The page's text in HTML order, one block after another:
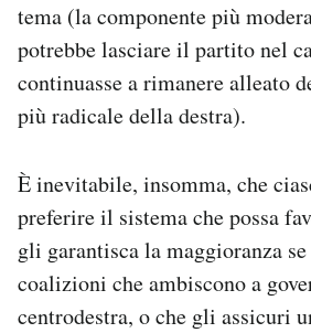
tema (la componente più
potrebbe lasciare il partito nel
continuasse a rimanere alleato
più radicale della destra).
È inevitabile, insomma, che
preferire il sistema che possa
gli garantisca la maggioranza
coalizioni che ambiscono a
centrodestra, o che gli assicuri